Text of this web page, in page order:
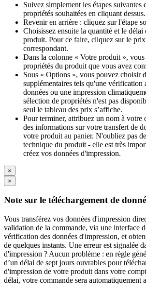
Suivez simplement les étapes suivantes
propriétés souhaitées en cliquant dessus.
Revenir en arrière : cliquez sur l'étape
Choisissez ensuite la quantité et le
produit. Pour ce faire, cliquez sur le
correspondant.
Dans la colonne « Votre produit »,
propriétés du produit que vous avez
Sous « Options », vous pouvez choisir
supplémentaires tels qu'une vérification
données ou une impression
sélection de propriétés n'est pas
seul le tableau des prix s’affiche.
Pour terminer, attribuez un nom à votre
des informations sur votre transfert de
votre produit au panier. N'oubliez pas
technique du produit - elle est très
créez vos données d'impression.
×
×
Note sur le téléchargement de
Vous transférez vos données d'impression
validation de la commande, via une interface
vérification des données d'impression, et
de quelques instants. Une erreur est signalée
d'impression ? Aucun problème : en règle
d’un délai de sept jours ouvrables pour
d'impression de votre produit dans votre
délai, votre commande sera automatiquement